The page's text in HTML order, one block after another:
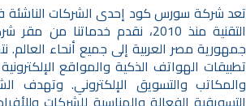
تعد شركة سورس كود إحدى الشركات الناشئة
التقنية منذ 2010، نقدم خدماتنا
جمهورية مصر العربية إلى جميع أنحاء
تطبيقات الهواتف الذكية والمواقع
والمكاتب والتسويق الإلكتروني. وتهدف